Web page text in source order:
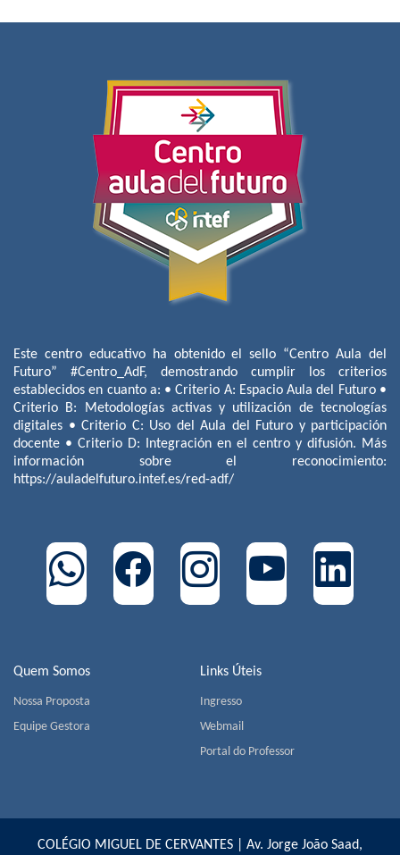
Quem Somos
Nossa Proposta
Equipe Gestora
Links Úteis
Ingresso
Webmail
Portal do Professor
Este centro educativo ha obtenido el sello “Centro Aula del
Futuro” #Centro_AdF, demostrando cumplir los criterios
establecidos en cuanto a: • Criterio A: Espacio Aula del Futuro •
Criterio B: Metodologías activas y utilización de tecnologías
digitales • Criterio C: Uso del Aula del Futuro y participación
docente • Criterio D: Integración en el centro y difusión. Más
información sobre el reconocimiento:
https://auladelfuturo.intef.es/red-adf/
COLÉGIO MIGUEL DE CERVANTES | Av. Jorge João Saad,